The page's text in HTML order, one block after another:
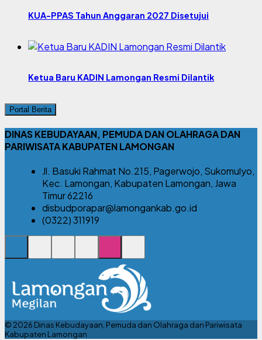
KUA-PPAS Tahun Anggaran 2027 Disetujui
Ketua Baru KADIN Lamongan Resmi Dilantik
Portal Berita
DINAS KEBUDAYAAN, PEMUDA DAN OLAHRAGA DAN
PARIWISATA KABUPATEN LAMONGAN
Jl. Basuki Rahmat No.215, Pagerwojo, Sukomulyo,
Kec. Lamongan, Kabupaten Lamongan, Jawa
Timur 62216
disbudporapar@lamongankab.go.id
(0322) 311919
© 2026 Dinas Kebudayaan, Pemuda dan Olahraga dan Pariwisata
Kabupaten Lamongan